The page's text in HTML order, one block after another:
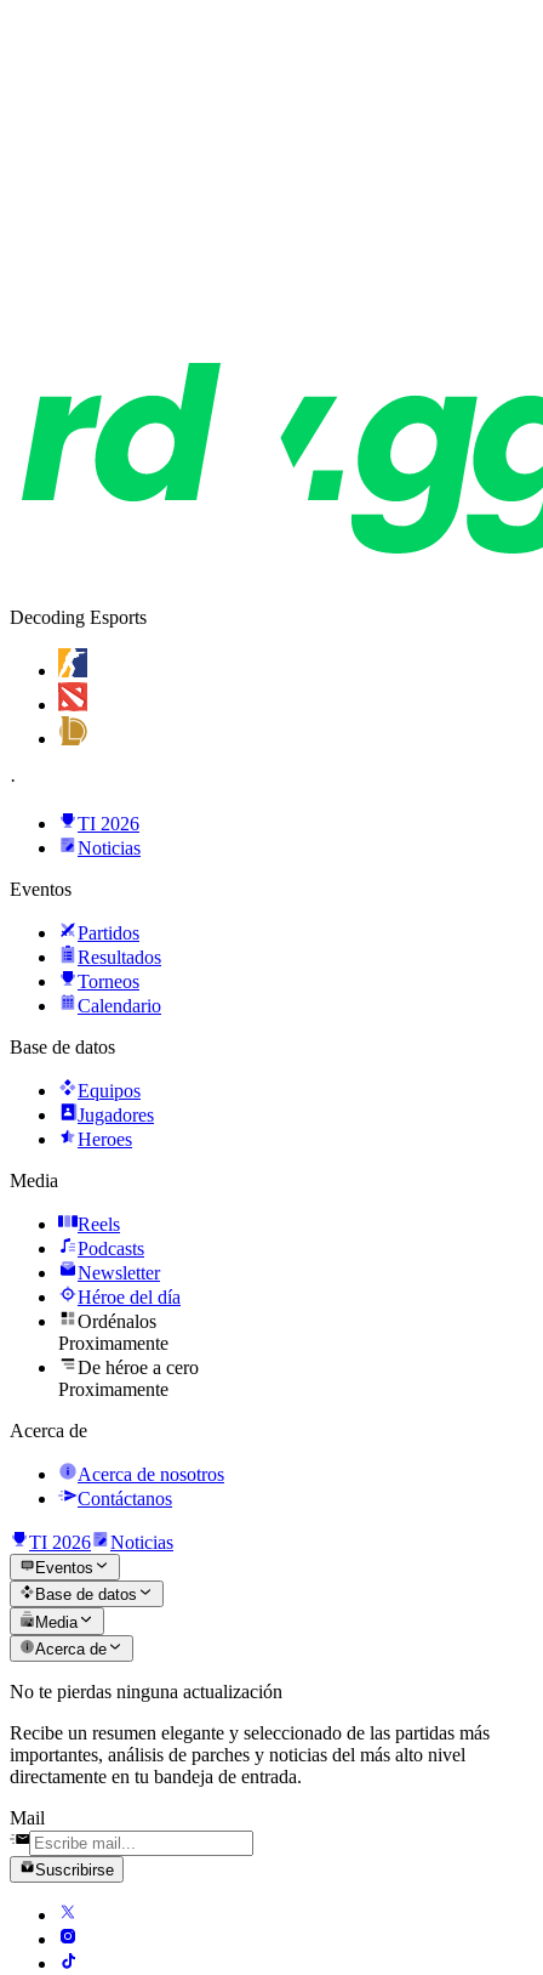
Decoding Esports
·
TI 2026
Noticias
Eventos
Partidos
Resultados
Torneos
Calendario
Base de datos
Equipos
Jugadores
Heroes
Media
Reels
Podcasts
Newsletter
Héroe del día
Ordénalos
Proximamente
De héroe a cero
Proximamente
Acerca de
Acerca de nosotros
Contáctanos
TI 2026 Noticias
Eventos
Base de datos
Media
Acerca de
No te pierdas ninguna actualización
Recibe un resumen elegante y seleccionado de las partidas más
importantes, análisis de parches y noticias del más alto nivel
directamente en tu bandeja de entrada.
Mail
Suscribirse